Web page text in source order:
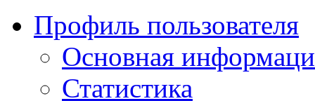
Профиль пользователя
Основная
Статистика